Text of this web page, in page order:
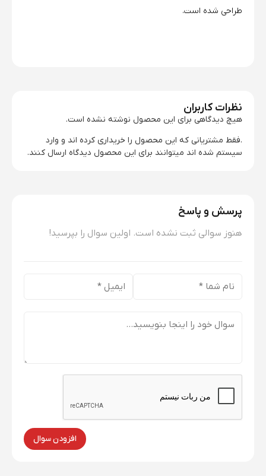
طراحی شده است.
نظرات کاربران
هیچ دیدگاهی برای این محصول نوشته نشده است.
.فقط مشتریانی که این محصول را خریداری کرده اند و وارد
سیستم شده اند میتوانند برای این محصول دیدگاه ارسال کنند.
پرسش و پاسخ
هنوز سوالی ثبت نشده است. اولین سوال را بپرسید!
افزودن سوال